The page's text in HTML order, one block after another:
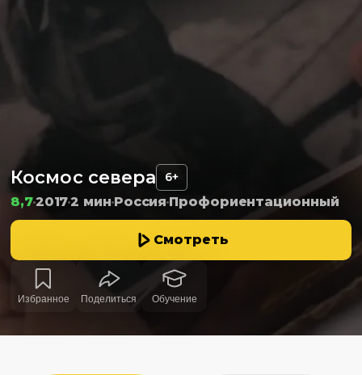
Космос севера 6+
8,720172 мин РоссияПрофориентационный
Смотреть
Избранное Поделиться Обучение